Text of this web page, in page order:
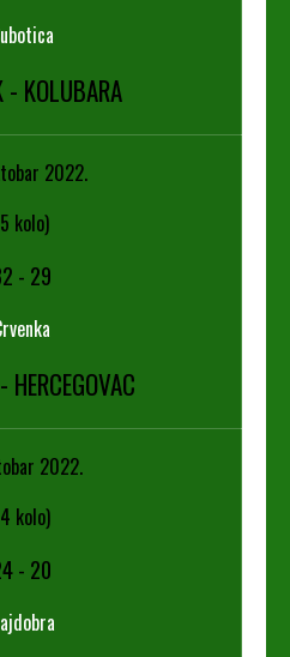
- KOLUBARA
2022.
kolo)
- 29
HERCEGOVAC
2022.
kolo)
- 20